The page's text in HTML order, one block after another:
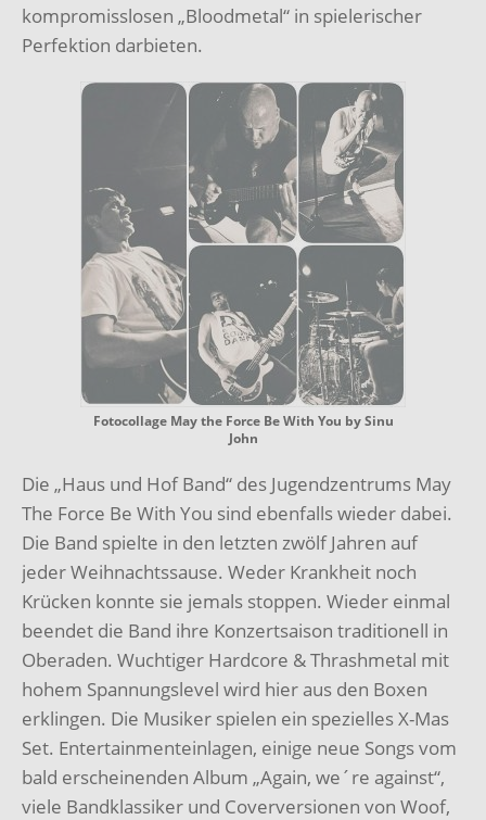
kompromisslosen „Bloodmetal“ in spielerischer
Perfektion darbieten.
Fotocollage May the Force Be With You by Sinu
John
Die „Haus und Hof Band“ des Jugendzentrums May
The Force Be With You sind ebenfalls wieder dabei.
Die Band spielte in den letzten zwölf Jahren auf
jeder Weihnachtssause. Weder Krankheit noch
Krücken konnte sie jemals stoppen. Wieder einmal
beendet die Band ihre Konzertsaison traditionell in
Oberaden. Wuchtiger Hardcore & Thrashmetal mit
hohem Spannungslevel wird hier aus den Boxen
erklingen. Die Musiker spielen ein spezielles X-Mas
Set. Entertainmenteinlagen, einige neue Songs vom
bald erscheinenden Album „Again, we´re against“,
viele Bandklassiker und Coverversionen von Woof,